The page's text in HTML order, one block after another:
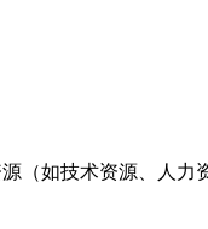
（如技术资源、人